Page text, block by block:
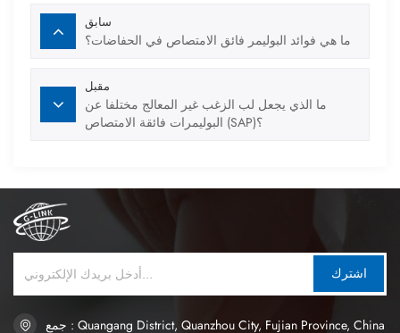
سابق
ما هي فوائد البوليمر فائق الامتصاص في الحفاضات؟
مقبل
ما الذي يجعل لب الزغب غير المعالج مختلفا عن
البوليمرات فائقة الامتصاص (SAP)؟
اشترك
جمع : Quangang District, Quanzhou City, Fujian Province, China